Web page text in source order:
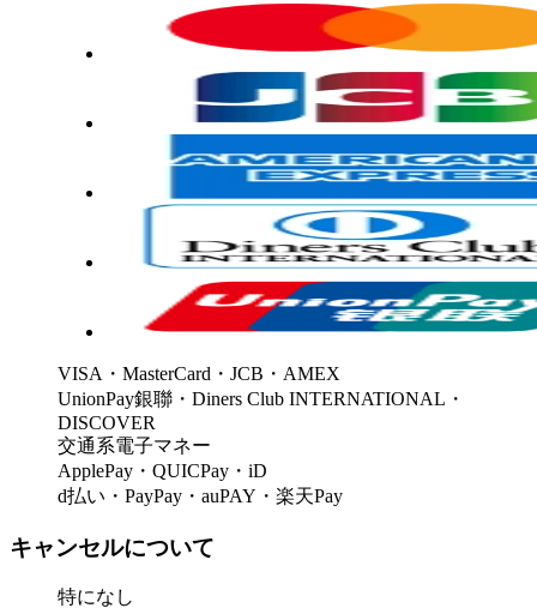
VISA・MasterCard・JCB・AMEX
UnionPay銀聯・Diners Club INTERNATIONAL・
DISCOVER
交通系電子マネー
ApplePay・QUICPay・iD
d払い・PayPay・auPAY・楽天Pay
キャンセルについて
特になし